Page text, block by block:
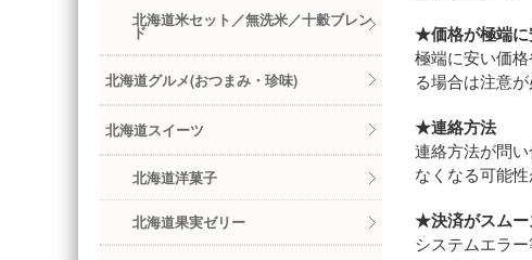
★価格が極端に
極端に安い価
る場合は注意が
★連絡方法
連絡方法が問
なくなる可能性
★決済がスムー
システムエラ
北海道米セット／無洗米／十穀ブレン
ド
北海道グルメ(おつまみ・珍味)
北海道スイーツ
北海道洋菓子
北海道果実ゼリー